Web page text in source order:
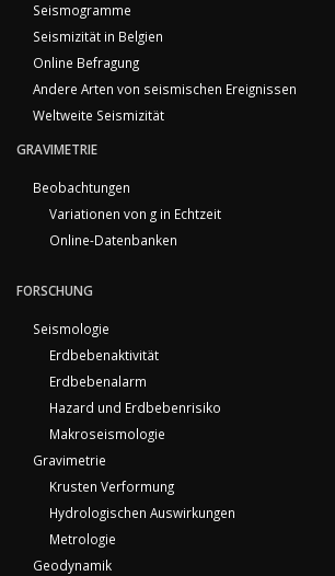
Seismogramme
Seismizität in Belgien
Online Befragung
Andere Arten von seismischen Ereignissen
Weltweite Seismizität
GRAVIMETRIE
Beobachtungen
Variationen von g in Echtzeit
Online-Datenbanken
FORSCHUNG
Seismologie
Erdbebenaktivität
Erdbebenalarm
Hazard und Erdbebenrisiko
Makroseismologie
Gravimetrie
Krusten Verformung
Hydrologischen Auswirkungen
Metrologie
Geodynamik